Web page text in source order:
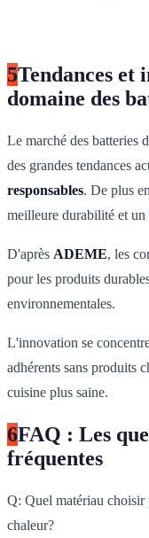
5Tendances et
domaine des
Le marché des batteries
des grandes tendances
responsables. De plus
meilleure durabilité et
D'après ADEME, les
pour les produits
environnementales.
L'innovation se
adhérents sans produits
cuisine plus saine.
6FAQ : Les
fréquentes
Q: Quel matériau choisir
chaleur?